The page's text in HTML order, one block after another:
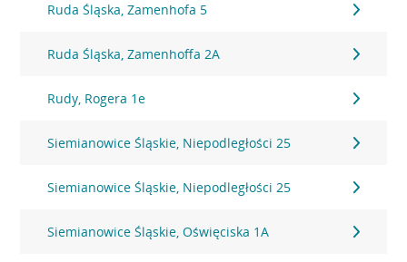
Ruda Śląska, Zamenhofa 5
Ruda Śląska, Zamenhoffa 2A
Rudy, Rogera 1e
Siemianowice Śląskie, Niepodległości 25
Siemianowice Śląskie, Niepodległości 25
Siemianowice Śląskie, Oświęciska 1A